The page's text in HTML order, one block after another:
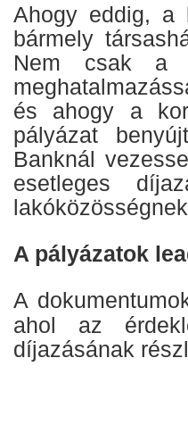
Ahogy eddig, a
bármely
Nem csak a
és ahogy a
pályázat
Banknál
esetleges
A pályázatok
A
ahol az
díjazásának